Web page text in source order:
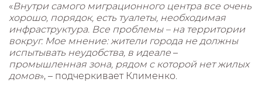
«Внутри самого миграционного центра все очень
хорошо, порядок, есть туалеты, необходимая
инфраструктура. Все проблемы – на территории
вокруг. Мое мнение: жители города не должны
испытывать неудобства, в идеале –
промышленная зона, рядом с которой нет жилых
домов», – подчеркивает Клименко.